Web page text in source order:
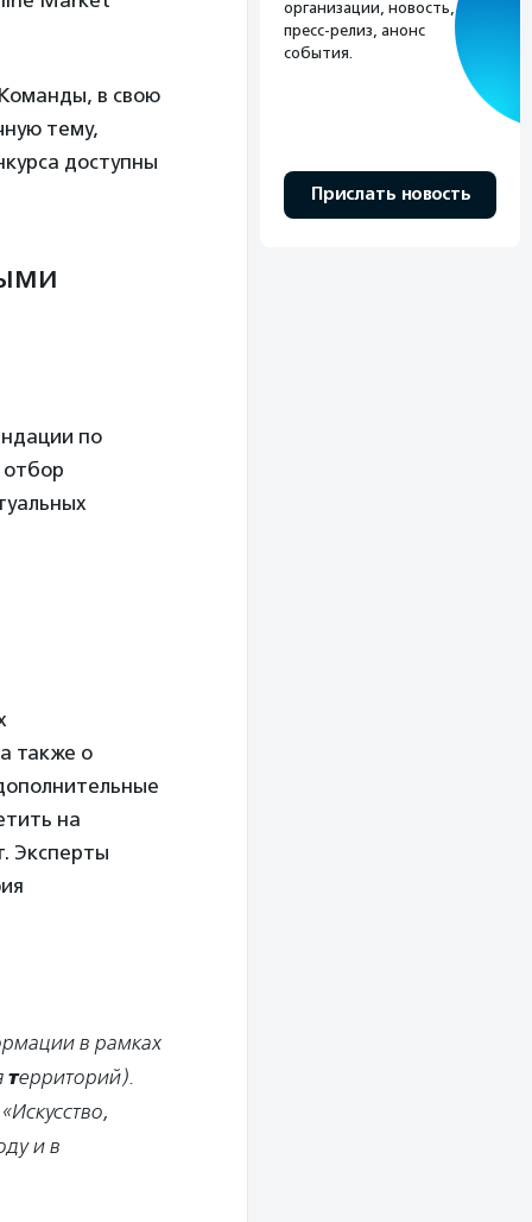
в свою
тему,
доступны
по
отбор
также о
на
Эксперты
в рамках
территорий).
и в
организации, новость,
пресс-релиз, анонс
события.
Прислать новость